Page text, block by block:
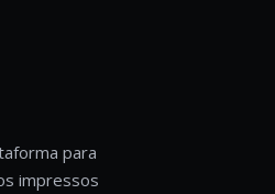
para
impressos